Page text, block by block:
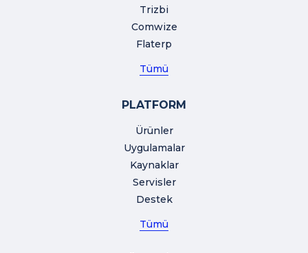
Trizbi
Comwize
Flaterp
Tümü
PLATFORM
Ürünler
Uygulamalar
Kaynaklar
Servisler
Destek
Tümü